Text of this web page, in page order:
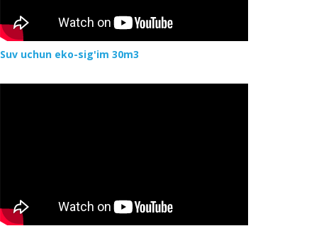
Suv uchun eko-sig'im 30m3